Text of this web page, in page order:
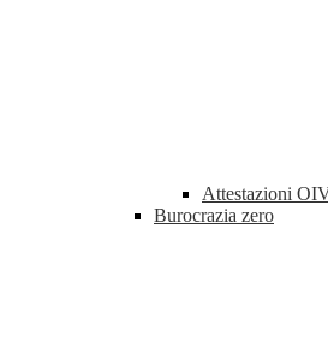
Attestazioni
Burocrazia zero